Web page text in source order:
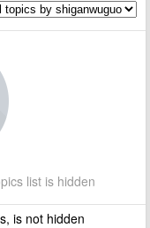
list is hidden
is not hidden